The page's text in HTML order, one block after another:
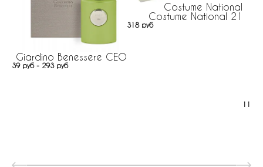
Giardino Benessere CEO
39 руб - 293 руб
Costume National
Costume National 21
318 руб
117